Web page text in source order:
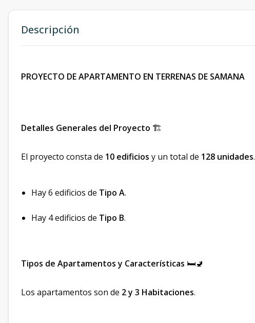
Descripción
PROYECTO DE APARTAMENTO EN TERRENAS DE SAMANA
Detalles Generales del Proyecto 🏗️
El proyecto consta de 10 edificios y un total de 128 unidades.
Hay 6 edificios de Tipo A.
Hay 4 edificios de Tipo B.
Tipos de Apartamentos y Características 🛏️🚽
Los apartamentos son de 2 y 3 Habitaciones.